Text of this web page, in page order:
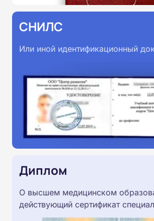
СНИЛС
Или иной идентификационный
Диплом
О высшем медицинском
действующий сертификат